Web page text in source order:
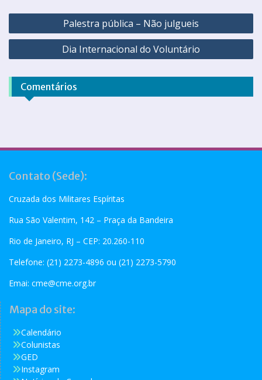
Palestra pública – Não julgueis
Dia Internacional do Voluntário
Comentários
Contato (Sede):
Cruzada dos Militares Espíritas
Rua São Valentim, 142 – Praça da Bandeira
Rio de Janeiro, RJ – CEP: 20.260-110
Telefone: (21) 2273-4896 ou (21) 2273-5790
Emai: cme@cme.org.br
Mapa do site:
Calendário
Colunistas
GED
Instagram